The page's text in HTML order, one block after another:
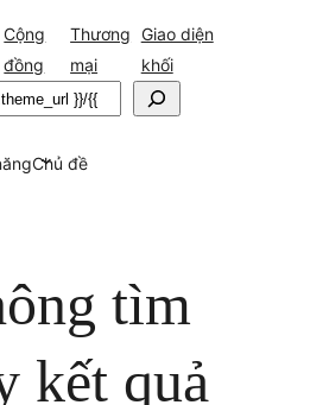
Cộng
đồng
Thương
mại
Giao diện
khối
Chủ đề
tìm
kết quả